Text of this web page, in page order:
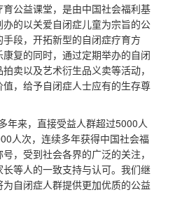
公益课堂，是由中国社会福利基
的以关爱自闭症儿童为宗旨的公
段，开拓新型的自闭症疗育方
复的同时，通过定期举办的自闭
卖以及艺术衍生品义卖等活动，
，给予自闭症人士应有的生存尊
年来，直接受益人群超过5000人
人次，连续多年获得中国社会福
，受到社会各界的广泛的关注，
等人的一致支持与认可。我们继
自闭症人群提供更加优质的公益